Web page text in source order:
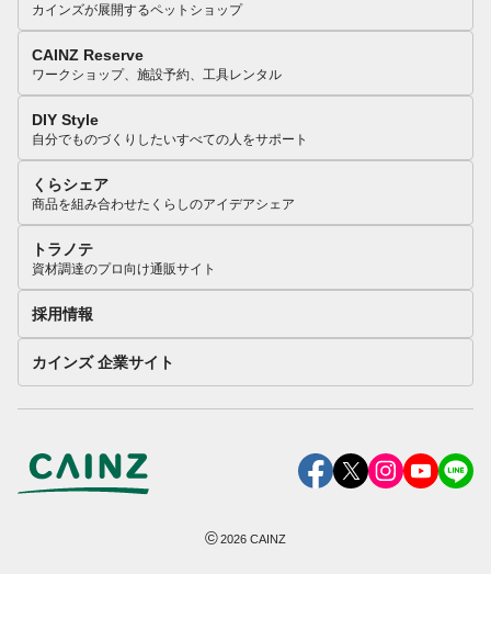
カインズが展開するペットショップ
CAINZ Reserve
ワークショップ、施設予約、工具レンタル
DIY Style
自分でものづくりしたいすべての人をサポート
くらシェア
商品を組み合わせたくらしのアイデアシェア
トラノテ
資材調達のプロ向け通販サイト
採用情報
カインズ 企業サイト
©2026 CAINZ